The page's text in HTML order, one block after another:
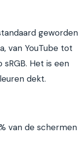
geworden
van YouTube tot
Het is een
dekt.
van de schermen